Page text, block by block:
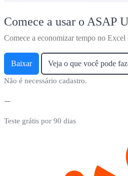
Comece a usar o ASAP
Comece a economizar tempo no
Baixar Veja o que você pode
Não é necessário cadastro.
Teste grátis por 90 dias